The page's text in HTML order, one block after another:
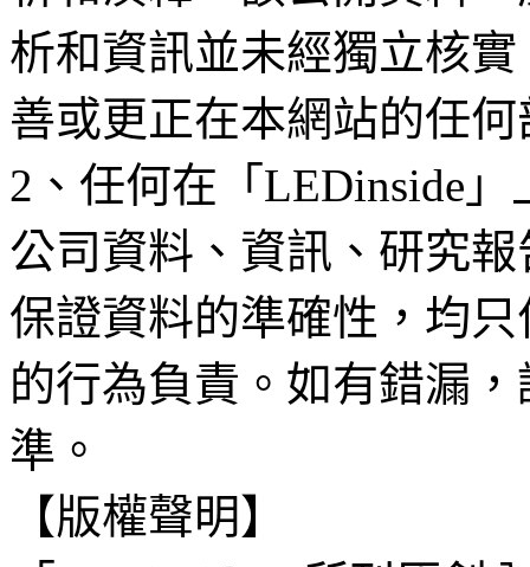
析和資訊並未經獨立核
善或更正在本網站的任
2、任何在「LEDinside
公司資料、資訊、研究
保證資料的準確性，均
的行為負責。如有錯漏
準。
【版權聲明】